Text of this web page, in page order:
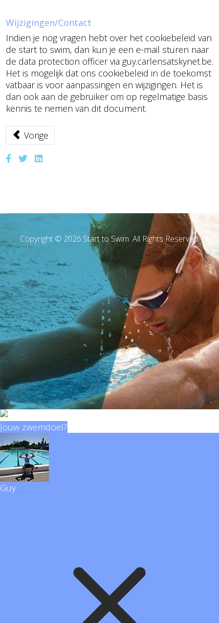
Wijzigingen/Contact
Indien je nog vragen hebt over het cookiebeleid van
de start to swim, dan kun je een e-mail sturen naar
de data protection officer via guy.carlensatskynet.be.
Het is mogelijk dat ons cookiebeleid in de toekomst
vatbaar is voor aanpassingen en wijzigingen. Het is
dan ook aan de gebruiker om op regelmatige basis
kennis te nemen van dit document.
Vorig artikel: Privacyverklaring
Vorige
Copyright © 2026 Start to Swim. All Rights Reserved.
Jouw zwemdoel?
Guy